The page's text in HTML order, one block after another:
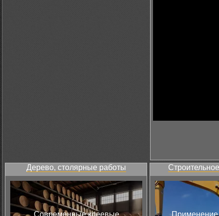
Дерево, столярные работы
Современные клеевые
Применение